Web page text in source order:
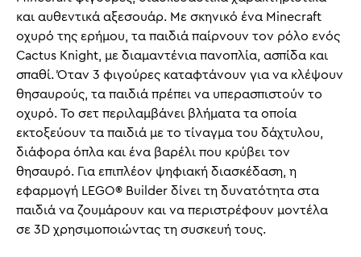
και αυθεντικά αξεσουάρ. Με σκηνικό ένα Minecraft
οχυρό της ερήμου, τα παιδιά παίρνουν τον ρόλο ενός
Cactus Knight, με διαμαντένια πανοπλία, ασπίδα και
σπαθί. Όταν 3 φιγούρες καταφτάνουν για να κλέψουν
θησαυρούς, τα παιδιά πρέπει να υπερασπιστούν το
οχυρό. Το σετ περιλαμβάνει βλήματα τα οποία
εκτοξεύουν τα παιδιά με το τίναγμα του δάχτυλου,
διάφορα όπλα και ένα βαρέλι που κρύβει τον
θησαυρό. Για επιπλέον ψηφιακή διασκέδαση, η
εφαρμογή LEGO® Builder δίνει τη δυνατότητα στα
παιδιά να ζουμάρουν και να περιστρέφουν μοντέλα
σε 3D χρησιμοποιώντας τη συσκευή τους.